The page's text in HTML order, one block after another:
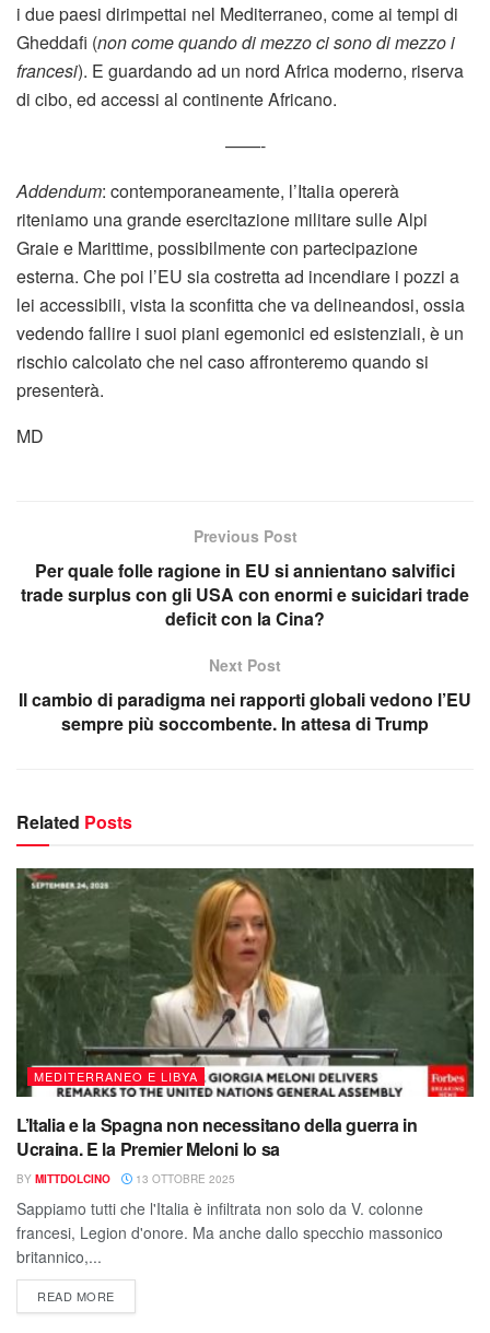
i due paesi dirimpettai nel Mediterraneo, come ai tempi di
Gheddafi (non come quando di mezzo ci sono di mezzo i
francesi). E guardando ad un nord Africa moderno, riserva
di cibo, ed accessi al continente Africano.
——-
Addendum: contemporaneamente, l’Italia opererà
riteniamo una grande esercitazione militare sulle Alpi
Graie e Marittime, possibilmente con partecipazione
esterna. Che poi l’EU sia costretta ad incendiare i pozzi a
lei accessibili, vista la sconfitta che va delineandosi, ossia
vedendo fallire i suoi piani egemonici ed esistenziali, è un
rischio calcolato che nel caso affronteremo quando si
presenterà.
MD
Previous Post
Per quale folle ragione in EU si annientano salvifici
trade surplus con gli USA con enormi e suicidari trade
deficit con la Cina?
Next Post
Il cambio di paradigma nei rapporti globali vedono l’EU
sempre più soccombente. In attesa di Trump
Related Posts
MEDITERRANEO E LIBYA
L’Italia e la Spagna non necessitano della guerra in
Ucraina. E la Premier Meloni lo sa
BY MITTDOLCINO 13 OTTOBRE 2025
Sappiamo tutti che l'Italia è infiltrata non solo da V. colonne
francesi, Legion d'onore. Ma anche dallo specchio massonico
britannico,...
READ MORE